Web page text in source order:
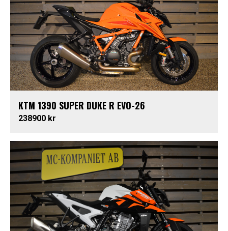
KTM 1390 SUPER DUKE R EVO-26
238900 kr